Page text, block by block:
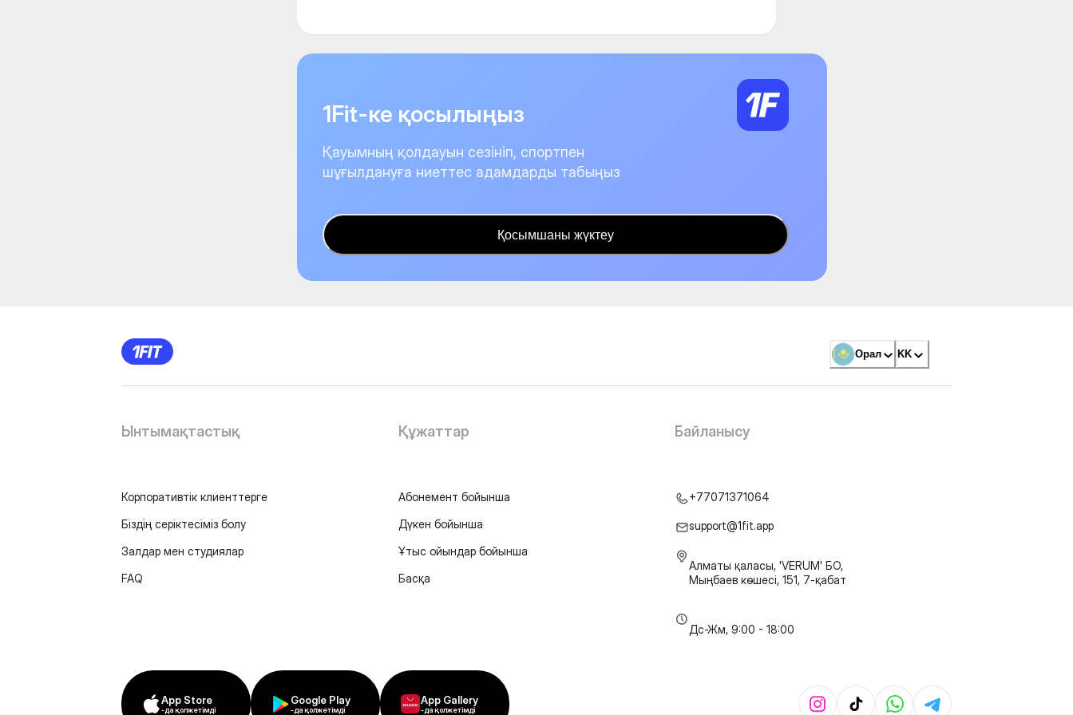
1Fit-ке қосылыңыз
Қауымның қолдауын сезініп, спортпен
шұғылдануға ниеттес адамдарды табыңыз
Қосымшаны жүктеу
Орал KK
Ынтымақтастық
Корпоративтік клиенттерге
Біздің серіктесіміз болу
Залдар мен студиялар
FAQ
Құжаттар
Абонемент бойынша
Дүкен бойынша
Ұтыс ойындар бойынша
Басқа
Байланысу
+77071371064
support@1fit.app
Алматы қаласы, 'VERUM' БО,
Мыңбаев көшесі, 151, 7-қабат
Дс-Жм, 9:00 - 18:00
App Store
-да қолжетімді
Google Play
-да қолжетімді
App Gallery
-да қолжетімді